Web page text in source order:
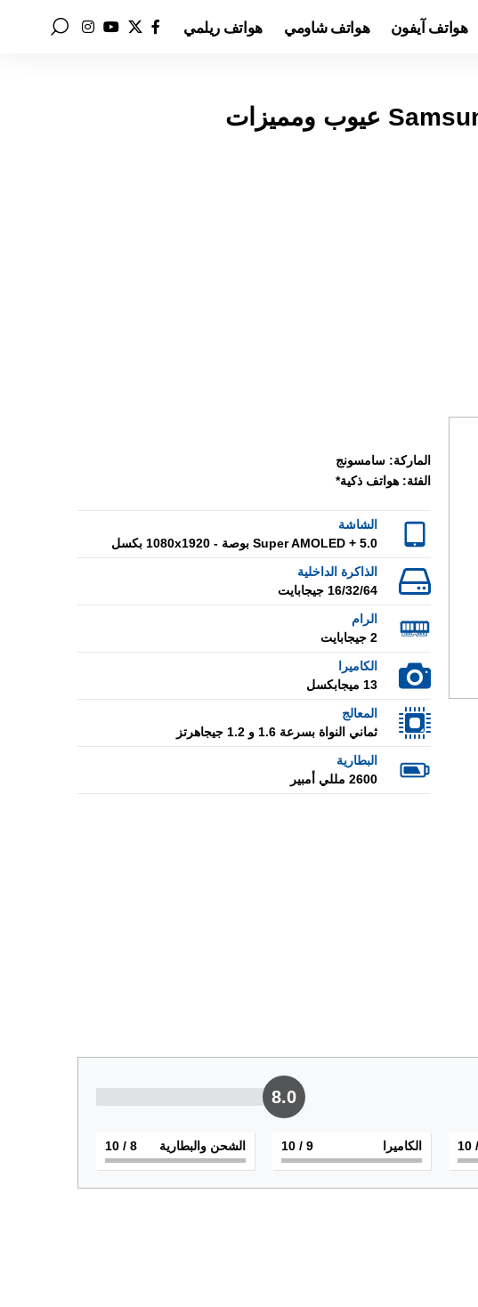
هواتف آيفون هواتف شاومي هواتف ريلمي
الماركة: سامسونج
الفئة: هواتف ذكية*
الشاشة
Super AMOLED + 5.0 بوصة - 1080x1920 بكسل
الذاكرة الداخلية
16/32/64 جيجابايت
الرام
2 جيجابايت
الكاميرا
13 ميجابكسل
المعالج
ثماني النواة بسرعة 1.6 و 1.2 جيجاهرتز
البطارية
2600 مللي أمبير
8.0
/ 10 الكاميرا 9
/ 10 الشحن والبطارية 8
/ 10